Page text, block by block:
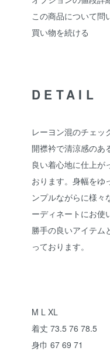
この商品について問
買い物を続ける
DETAIL
レーヨン混のチェッ
開襟衿で清涼感のあ
良い着心地に仕上が
おります。身幅をゆ
ンプルながらに様々
ーディネートにお使
勝手の良いアイテム
っております。
M L XL
着丈 73.5 76 78.5
身巾 67 69 71